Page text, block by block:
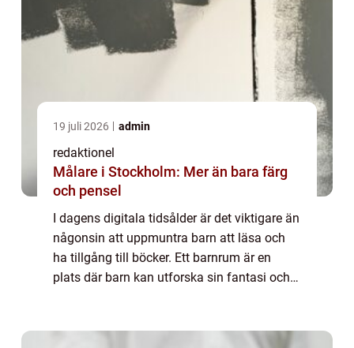
19 juli 2026 admin
redaktionel
Målare i Stockholm: Mer än bara färg
och pensel
I dagens digitala tidsålder är det viktigare än
någonsin att uppmuntra barn att läsa och
ha tillgång till böcker. Ett barnrum är en
plats där barn kan utforska sin fantasi och